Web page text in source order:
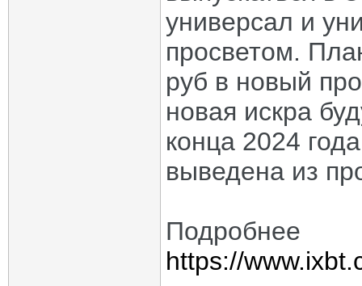
универсал и
просветом.
руб в новый
новая искра
конца 2024
выведена из
Подробнее
https://